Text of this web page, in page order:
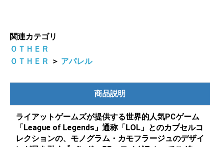
関連カテゴリ
ＯＴＨＥＲ
ＯＴＨＥＲ ＞ アパレル
商品説明
ライアットゲームズが提供する世界的人気PCゲーム
「League of Legends」通称「LOL」とのカプセルコ
レクションの、モノグラム・カモフラージュのデザイ